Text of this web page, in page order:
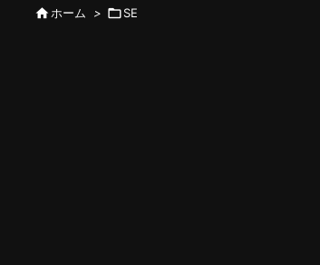
 ホーム > SE